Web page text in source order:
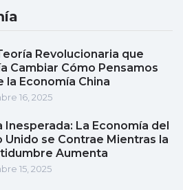
Revolucionaria que
Cambiar Cómo Pensamos
la Economía China
16, 2025
Inesperada: La Economía del
Unido se Contrae Mientras la
Aumenta
15, 2025